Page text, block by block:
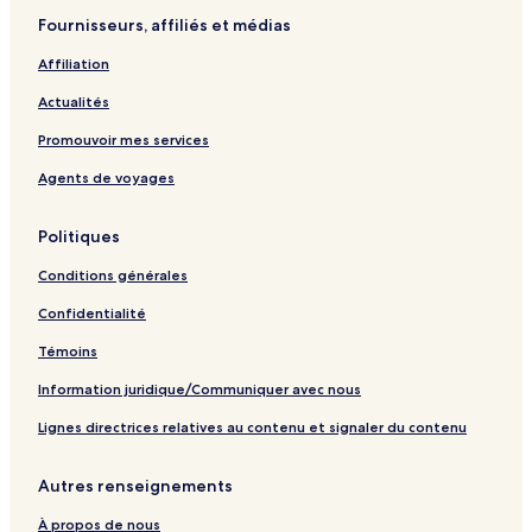
l
p
a
g
e
r
n
t
l
a
a
t
a
p
a
g
t
a
p
a
g
p
g
e
Fournisseurs, affiliés et médias
Affiliation
Actualités
Promouvoir mes services
Agents de voyages
Politiques
Conditions générales
Confidentialité
Témoins
Information juridique/Communiquer avec nous
Lignes directrices relatives au contenu et signaler du contenu
Autres renseignements
À propos de nous